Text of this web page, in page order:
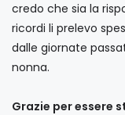
credo che sia la
ricordi li prelevo
dalle giornate
nonna.
Grazie per essere